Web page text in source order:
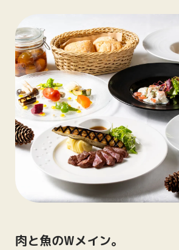
肉と魚のWメイン。